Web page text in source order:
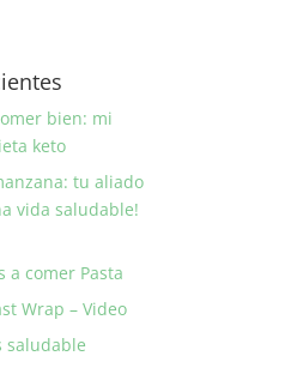
bien: mi
keto
tu aliado
vida saludable!
a comer Pasta
Wrap – Video
saludable